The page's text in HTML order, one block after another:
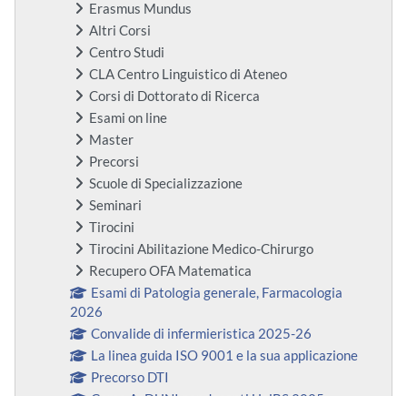
Erasmus Mundus
Altri Corsi
Centro Studi
CLA Centro Linguistico di Ateneo
Corsi di Dottorato di Ricerca
Esami on line
Master
Precorsi
Scuole di Specializzazione
Seminari
Tirocini
Tirocini Abilitazione Medico-Chirurgo
Recupero OFA Matematica
Esami di Patologia generale, Farmacologia
2026
Convalide di infermieristica 2025-26
La linea guida ISO 9001 e la sua applicazione
Precorso DTI